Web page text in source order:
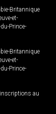
Britannique
et-
du-Prince-
Britannique
et-
du-Prince-
au